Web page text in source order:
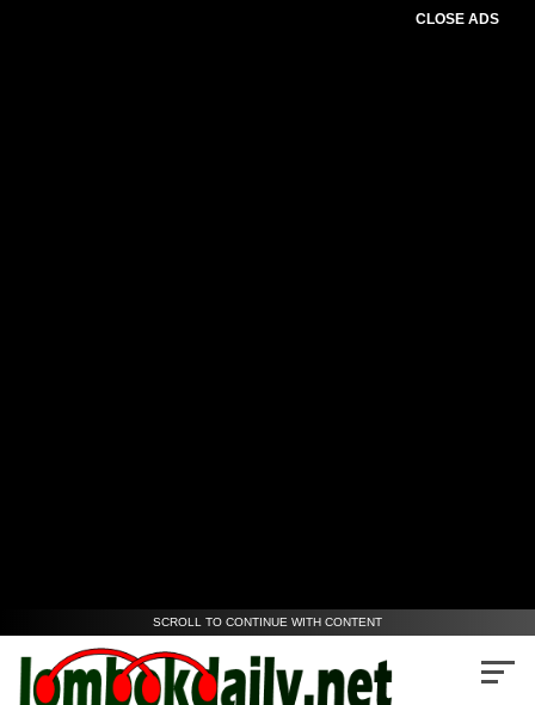
CLOSE ADS
SCROLL TO CONTINUE WITH CONTENT